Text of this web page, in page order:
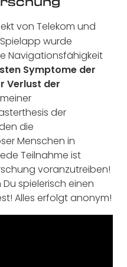
von Telekom und
Spielapp wurde
Navigationsfähigkeit
Symptome der
Verlust der
der
die
Menschen in
Teilnahme ist
voranzutreiben!
spielerisch einen
Alles erfolgt anonym!